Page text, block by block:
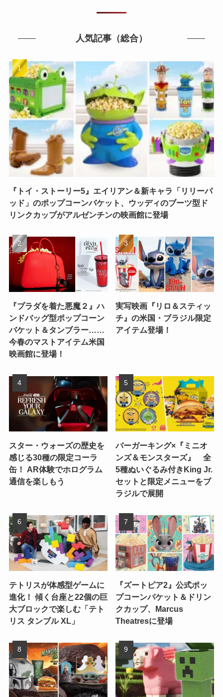
人気記事（総合）
『トイ・ストーリー5』エイリアン＆新キャラ「リリーパ
ッド」のポップコーンバケット、ウッディのブーツ型ド
リンクカップがアルゼンチンの映画館に登場
『プラダを着た悪魔２』ハ
ンドバッグ型ポップコーン
バケット＆タンブラー……
今春のマストアイテム米国
映画館に登場！
実写映画『リロ＆スティッ
チ』の米国・ブラジル限定
アイテム登場！
スター・ウォーズの歴史を
感じる30種の限定コーラ
缶！ AR体験でホログラム
通信を楽しもう
バーガーキング×『ミニオ
ンズ＆モンスターズ』 全
5種ぬいぐるみ付きKing Jr.
セットと限定メニューをブ
ラジルで展開
テトリスが体感型ゲームに
進化！ 傾く台座と22個の巨
大ブロックで楽しむ「テト
リス タンブル XL」
『ズートピア2』公式ポッ
プコーンバケット＆ドリン
クカップ、Marcus
Theatresに登場